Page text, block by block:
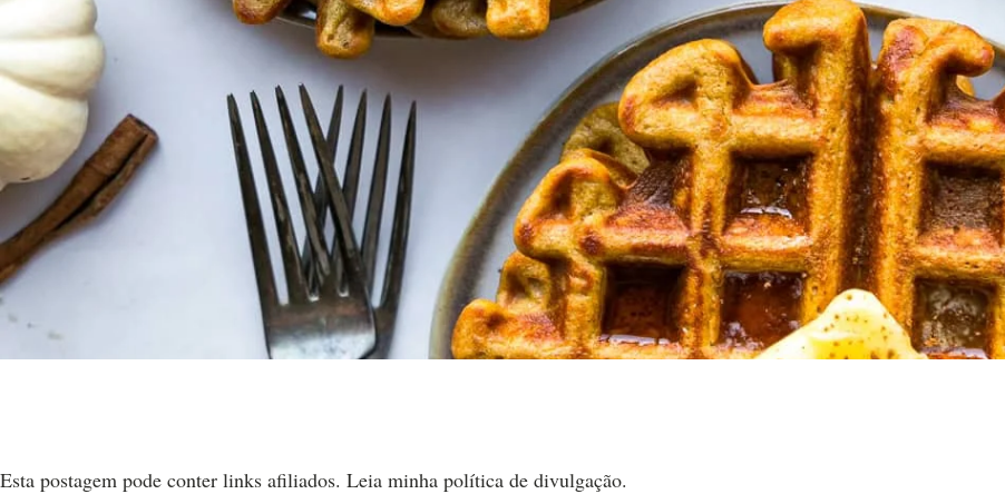
Esta postagem pode conter links afiliados. Leia minha política de divulgação.